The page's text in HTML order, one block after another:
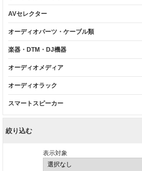
AVセレクター
オーディオパーツ・ケーブル類
楽器・DTM・DJ機器
オーディオメディア
オーディオラック
スマートスピーカー
絞り込む
表示対象